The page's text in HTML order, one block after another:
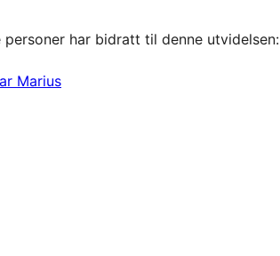
har bidratt til denne utvidelsen:
Marius